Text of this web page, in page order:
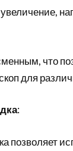
что
для
:
позволяет